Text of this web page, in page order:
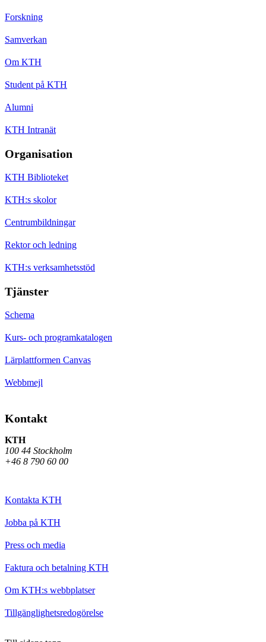
Forskning
Samverkan
Om KTH
Student på KTH
Alumni
KTH Intranät
Organisation
KTH Biblioteket
KTH:s skolor
Centrumbildningar
Rektor och ledning
KTH:s verksamhetsstöd
Tjänster
Schema
Kurs- och programkatalogen
Lärplattformen Canvas
Webbmejl
Kontakt
KTH
100 44 Stockholm
+46 8 790 60 00
Kontakta KTH
Jobba på KTH
Press och media
Faktura och betalning KTH
Om KTH:s webbplatser
Tillgänglighetsredogörelse